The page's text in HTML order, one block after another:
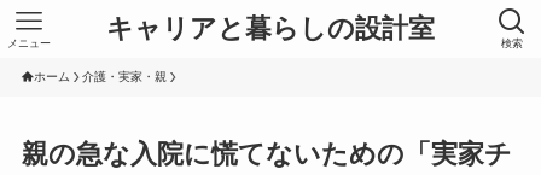
キャリアと暮らしの設計室 検索
メニュー
ホーム 介護・実家・親
親の急な入院に慌てないための「実家チ